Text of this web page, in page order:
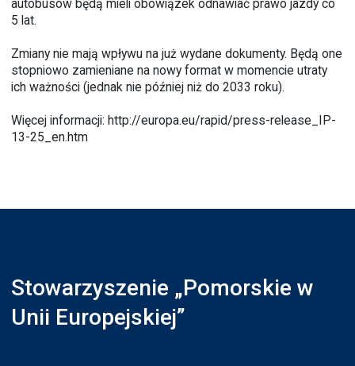
autobusów będą mieli obowiązek odnawiać prawo jazdy co
5 lat.
Zmiany nie mają wpływu na już wydane dokumenty. Będą one
stopniowo zamieniane na nowy format w momencie utraty
ich ważności (jednak nie później niż do 2033 roku).
Więcej informacji: http://europa.eu/rapid/press-release_IP-
13-25_en.htm
Stowarzyszenie „Pomorskie w
Unii Europejskiej”